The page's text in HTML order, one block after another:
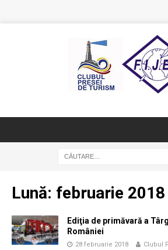
Lună: februarie 2018
Ediţia de primăvară a
României
28 februarie 2018 Clubul